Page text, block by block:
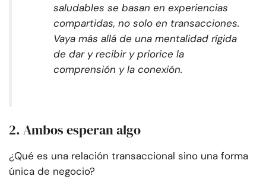
saludables se basan en experiencias
compartidas, no solo en transacciones.
Vaya más allá de una mentalidad rígida
de dar y recibir y priorice la
comprensión y la conexión.
2. Ambos esperan algo
¿Qué es una relación transaccional sino una forma
única de negocio?